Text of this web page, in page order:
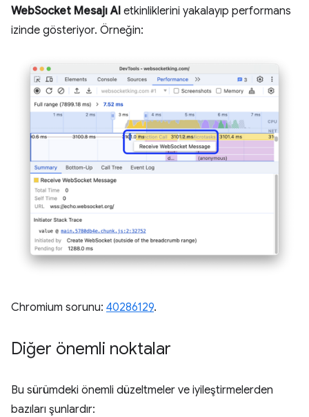
WebSocket Mesajı Al etkinliklerini yakalayıp performans
izinde gösteriyor. Örneğin:
Chromium sorunu: 40286129.
Diğer önemli noktalar
Bu sürümdeki önemli düzeltmeler ve iyileştirmelerden
bazıları şunlardır: